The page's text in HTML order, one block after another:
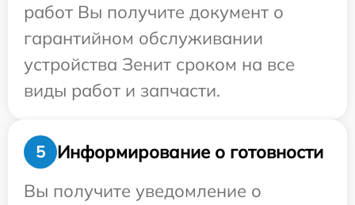
работ Вы получите документ о
гарантийном обслуживании
устройства Зенит сроком на все
виды работ и запчасти.
5
Информирование о готовности
Вы получите уведомление о